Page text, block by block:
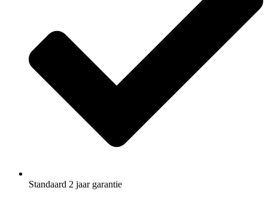
Standaard 2 jaar garantie